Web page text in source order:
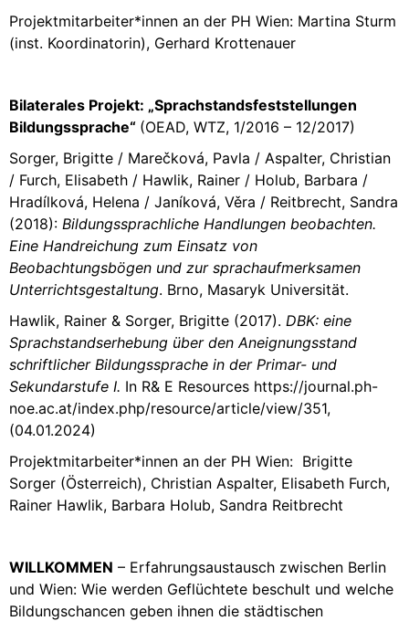
Projektmitarbeiter*innen an der PH Wien: Martina Sturm
(inst. Koordinatorin), Gerhard Krottenauer
Bilaterales Projekt: „Sprachstandsfeststellungen
Bildungssprache“ (OEAD, WTZ, 1/2016 – 12/2017)
Sorger, Brigitte / Marečková, Pavla / Aspalter, Christian
/ Furch, Elisabeth / Hawlik, Rainer / Holub, Barbara /
Hradílková, Helena / Janíková, Věra / Reitbrecht, Sandra
(2018): Bildungssprachliche Handlungen beobachten.
Eine Handreichung zum Einsatz von
Beobachtungsbögen und zur sprachaufmerksamen
Unterrichtsgestaltung. Brno, Masaryk Universität.
Hawlik, Rainer & Sorger, Brigitte (2017). DBK: eine
Sprachstandserhebung über den Aneignungsstand
schriftlicher Bildungssprache in der Primar- und
Sekundarstufe I. In R& E Resources https://journal.ph-
noe.ac.at/index.php/resource/article/view/351,
(04.01.2024)
Projektmitarbeiter*innen an der PH Wien: Brigitte
Sorger (Österreich), Christian Aspalter, Elisabeth Furch,
Rainer Hawlik, Barbara Holub, Sandra Reitbrecht
WILLKOMMEN – Erfahrungsaustausch zwischen Berlin
und Wien: Wie werden Geflüchtete beschult und welche
Bildungschancen geben ihnen die städtischen